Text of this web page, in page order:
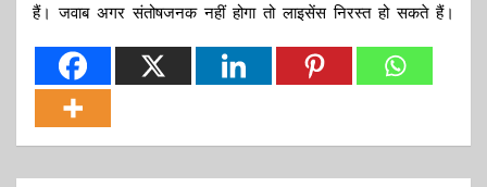
हैं। जवाब अगर संतोषजनक नहीं होगा तो लाइसेंस निरस्त हो सकते हैं।